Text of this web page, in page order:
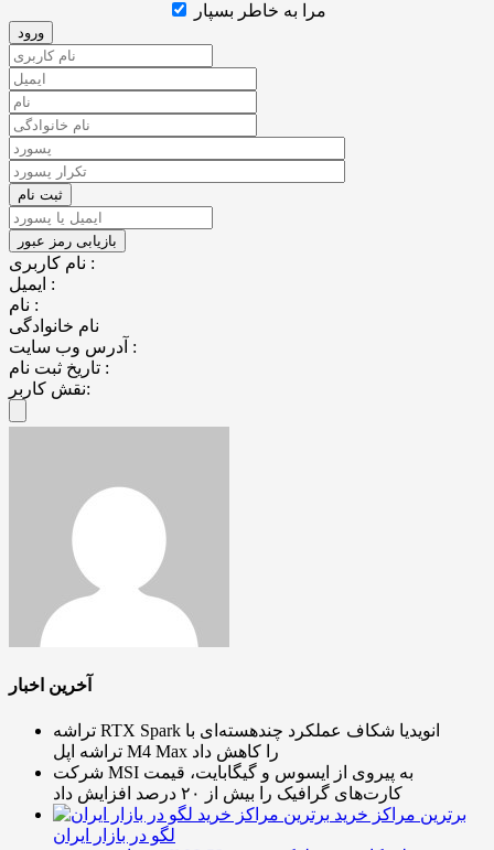
مرا به خاطر بسپار
نام کاربری :
ایمیل :
نام :
نام خانوادگی
آدرس وب سایت :
تاریخ ثبت نام :
نقش کاربر:
آخرین اخبار
تراشه RTX Spark انویدیا شکاف عملکرد چندهسته‌ای با
تراشه اپل M4 Max را کاهش داد
شرکت MSI به پیروی از ایسوس و گیگابایت، قیمت
کارت‌های گرافیک را بیش از ۲۰ درصد افزایش داد
برترین مراکز خرید
لگو در بازار ایران